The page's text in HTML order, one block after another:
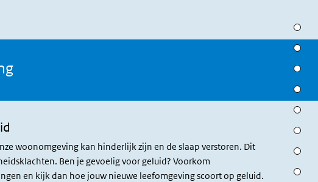
Check
Lucht
Geluid
Groen
Meer
woonomgeving kan hinderlijk zijn en de slaap verstoren. Dit
Ben je gevoelig voor geluid? Voorkom
en kijk dan hoe jouw nieuwe leefomgeving scoort op geluid.